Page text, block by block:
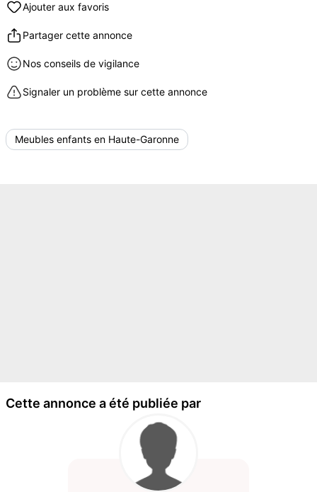
Ajouter aux favoris
Partager cette annonce
Nos conseils de vigilance
Signaler un problème sur cette annonce
Meubles enfants en Haute-Garonne
Cette annonce a été publiée par